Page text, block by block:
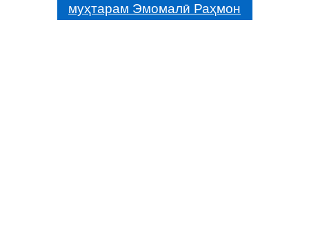
муҳтарам Эмомалӣ Раҳмон